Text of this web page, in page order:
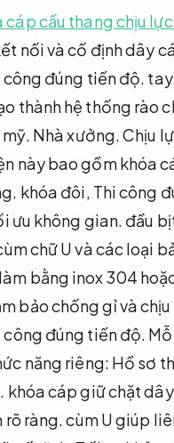
cáp cầu thang chịu
nối và cố định dây
công đúng tiến độ. tay
thành hệ thống rào
Nhà xưởng.Chịu
này bao gồm khóa
khóa đôi, Thi công
ưu không gian. đầu
chữ U và các loại
bằng inox 304
bảo chống gỉ và
công đúng tiến độ.
năng riêng: Hồ sơ
khóa cáp giữ chặt
rõ ràng.cùm U giúp